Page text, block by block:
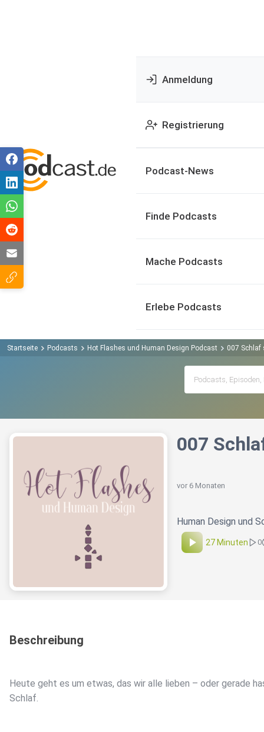
Anmeldung
Registrierung
Podcast-News
Finde Podcasts
Mache Podcasts
Erlebe Podcasts
Startseite Podcasts Hot Flashes und Human Design Podcast 007 Schlaf
007
vor 6 Monaten
Human Design und
27 Minuten 0
Beschreibung
Heute geht es um etwas, das wir alle lieben – oder gerade
Schlaf.